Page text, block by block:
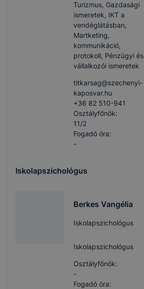
Turizmus, Gazdasági
ismeretek, IKT a
vendéglátásban,
Martketing,
kommunikáció,
protokoll, Pénzügyi és
vállalkozói ismeretek
titkarsag​@szechenyi-
kaposvar.hu
+36 82 510-941
Osztályfőnök:
11/2
Fogadó óra:
-
Iskolapszichológus
Berkes Vangélia
Iskolapszichológus
Iskolapszichológus
Osztályfőnök:
-
Fogadó óra: